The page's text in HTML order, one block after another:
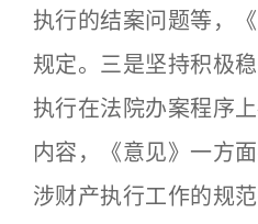
执行的结案问题等，
规定。三是坚持积极
执行在法院办案程序
内容，《意见》一方
涉财产执行工作的规